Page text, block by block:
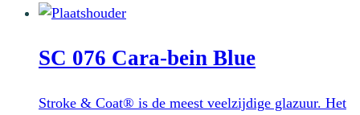
SC 076 Cara-bein Blue
Stroke & Coat® is de meest veelzijdige glazuur. Het